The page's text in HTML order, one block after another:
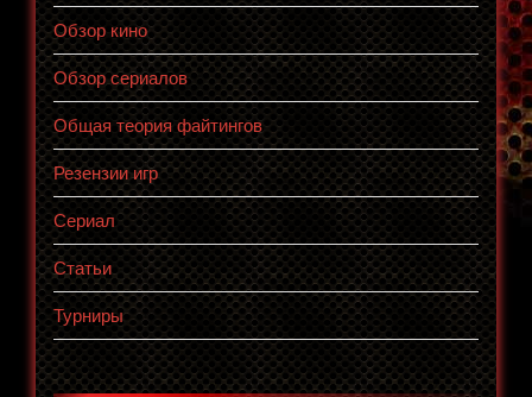
Обзор кино
Обзор сериалов
Общая теория файтингов
Резензии игр
Сериал
Статьи
Турниры